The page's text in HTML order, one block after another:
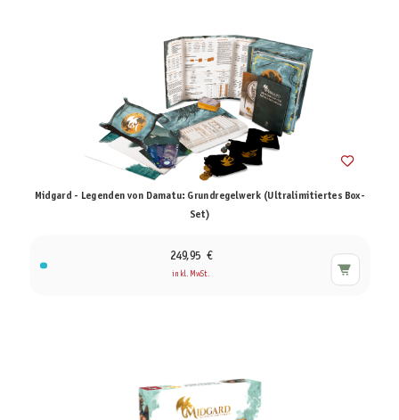
Midgard - Legenden von Damatu: Grundregelwerk (Ultralimitiertes Box-
Set)
249,95 €
inkl. MwSt.